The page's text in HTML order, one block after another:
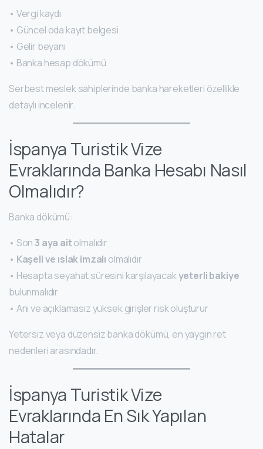
• Vergi kaydı
• Güncel oda kayıt belgesi
• Gelir beyanı
• Banka hesap dökümü
Serbest meslek sahiplerinde banka hareketleri özellikle
detaylı incelenir.
İspanya Turistik Vize
Evraklarında Banka Hesabı Nasıl
Olmalıdır?
Banka dökümü:
• Son 3 aya aitolmalıdır
• Kaşeli ve ıslak imzalı olmalıdır
• Hesapta seyahat süresini karşılayacakyeterli bakiye
bulunmalıdır
• Ani ve açıklamasız yüksek girişler risk oluşturur
Yetersiz veya düzensiz banka dökümü, en yaygın ret
nedenleri arasındadır.
İspanya Turistik Vize
Evraklarında En Sık Yapılan
Hatalar